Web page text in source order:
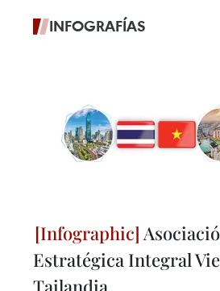
INFOGRAFÍAS
Estratégica Integral
Tailandia